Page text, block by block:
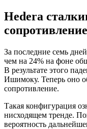
Hedera
За последние семь
чем на 24% на фоне
В результате этого
Ишимоку. Теперь оно
сопротивление.
Такая конфигурация
нисходящем тренде.
вероятность